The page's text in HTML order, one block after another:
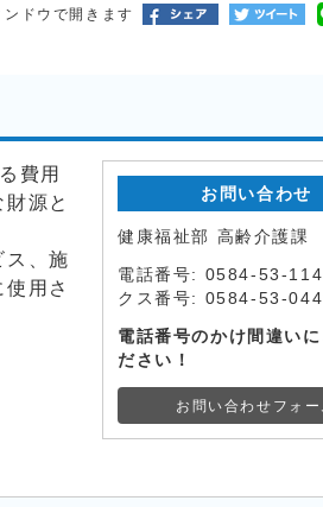
ドウで開きます
費用
源と
ス、施
用さ
お問い合わせ
健康福祉部 高齢介護課
電話番号: 0584-53-
クス番号: 0584-53-
電話番号のかけ間違いに
ださい！
お問い合わせフォー